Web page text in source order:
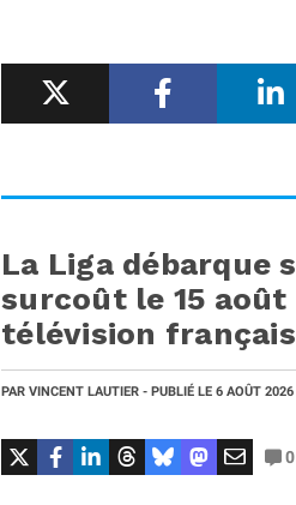
La Liga débarque
surcoût le 15
télévision
PAR VINCENT LAUTIER - PUBLIÉ LE 6 AOÛT 2026
0